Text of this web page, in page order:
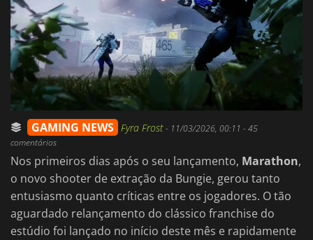
GAMING NEWS Fyra Frost- 11/03/2026, 00:11 - 45
comentários
Nos primeiros dias após o seu lançamento, Marathon,
o novo shooter de extração da Bungie, gerou tanto
entusiasmo quanto críticas entre os jogadores. O tão
aguardado relançamento do clássico franchise do
estúdio foi lançado no início deste mês e rapidamente